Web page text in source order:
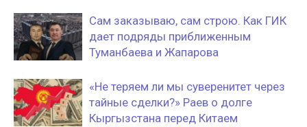
Сам заказываю, сам строю. Как ГИК
дает подряды приближенным
Туманбаева и Жапарова
«Не теряем ли мы суверенитет через
тайные сделки?» Раев о долге
Кыргызстана перед Китаем